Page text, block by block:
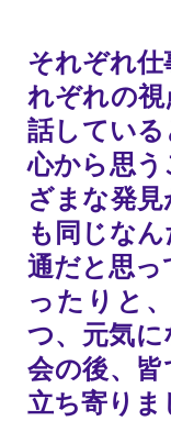
それぞれ
れぞれの
話してい
心から思
ざまな発
も同じな
通だと思
ったりと
つ、元気
会の後、
立ち寄りま